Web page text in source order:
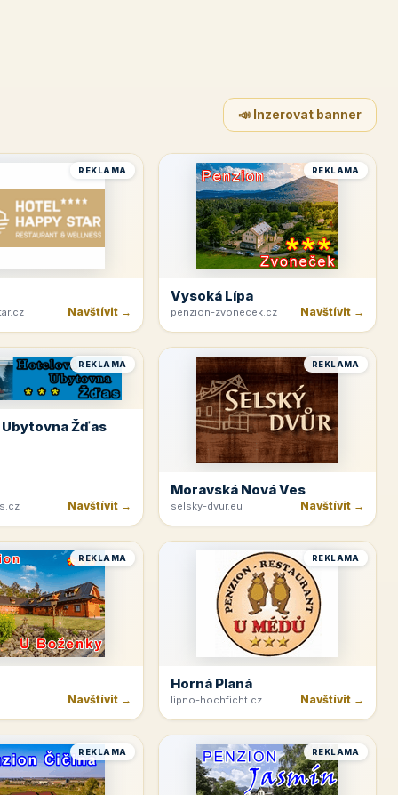
📣 Inzerovat banner
REKLAMA
Navštívit →
REKLAMA
Vysoká Lípa
penzion-zvonecek.cz Navštívit →
REKLAMA
Žďas
Navštívit →
REKLAMA
Moravská Nová Ves
selsky-dvur.eu Navštívit →
REKLAMA
Navštívit →
REKLAMA
Horná Planá
lipno-hochficht.cz Navštívit →
REKLAMA REKLAMA